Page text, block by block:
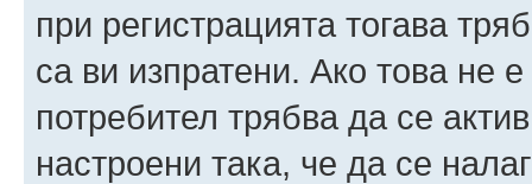
при регистрацията тогава
са ви изпратени. Ако това не
потребител трябва да се
настроени така, че да се